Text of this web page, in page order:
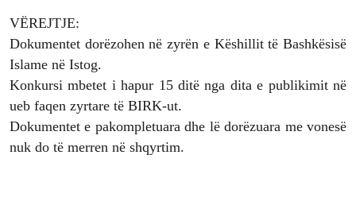
VËREJTJE:
Dokumentet dorëzohen në zyrën e Këshillit të Bashkësisë
Islame në Istog.
Konkursi mbetet i hapur 15 ditë nga dita e publikimit në
ueb faqen zyrtare të BIRK-ut.
Dokumentet e pakompletuara dhe lë dorëzuara me vonesë
nuk do të merren në shqyrtim.